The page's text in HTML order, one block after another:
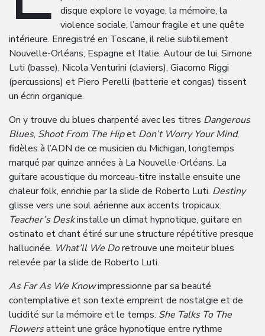
disque explore le voyage, la mémoire, la
violence sociale, l’amour fragile et une quête
intérieure. Enregistré en Toscane, il relie subtilement
Nouvelle-Orléans, Espagne et Italie. Autour de lui, Simone
Luti (basse), Nicola Venturini (claviers), Giacomo Riggi
(percussions) et Piero Perelli (batterie et congas) tissent
un écrin organique.
On y trouve du blues charpenté avec les titres Dangerous
Blues, Shoot From The Hipet Don’t Worry Your Mind,
fidèles à l’ADN de ce musicien du Michigan, longtemps
marqué par quinze années à La Nouvelle-Orléans. La
guitare acoustique du morceau-titre installe ensuite une
chaleur folk, enrichie par la slide de Roberto Luti. Destiny
glisse vers une soul aérienne aux accents tropicaux.
Teacher’s Deskinstalle un climat hypnotique, guitare en
ostinato et chant étiré sur une structure répétitive presque
hallucinée. What’ll We Doretrouve une moiteur blues
relevée par la slide de Roberto Luti.
As Far As We Knowimpressionne par sa beauté
contemplative et son texte empreint de nostalgie et de
lucidité sur la mémoire et le temps. She Talks To The
Flowersatteint une grâce hypnotique entre rythme